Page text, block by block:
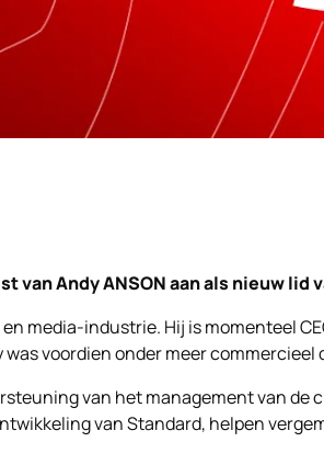
Andy ANSON aan als nieuw lid
media-industrie. Hij is momenteel
voordien onder meer
van het management van
van Standard, helpen